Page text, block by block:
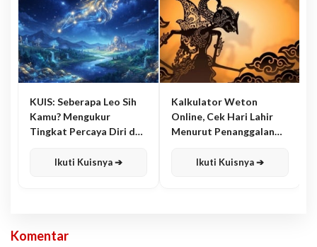
KUIS: Seberapa Leo Sih
Kamu? Mengukur
Tingkat Percaya Diri dan
Ikuti Kuisnya ➔
Kalkulator Weton
Online, Cek Hari Lahir
Menurut Penanggalan
Ikuti Kuisnya ➔
Komentar